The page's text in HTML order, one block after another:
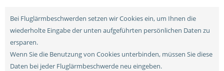
Bei Fluglärmbeschwerden setzen wir Cookies ein, um Ihnen die
wiederholte Eingabe der unten aufgeführten persönlichen Daten zu
ersparen.
Wenn Sie die Benutzung von Cookies unterbinden, müssen Sie diese
Daten bei jeder Fluglärmbeschwerde neu eingeben.